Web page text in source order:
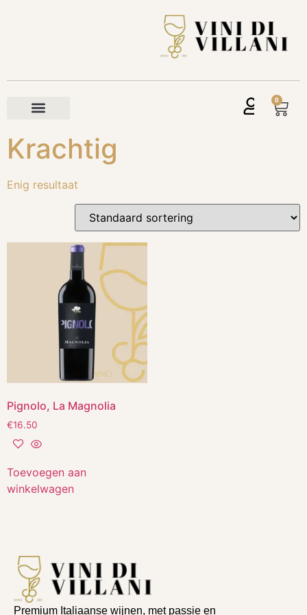
0
Krachtig
Enig resultaat
Pignolo, La Magnolia
€16.50
Toevoegen aan
winkelwagen
Premium Italiaanse wijnen, met passie en